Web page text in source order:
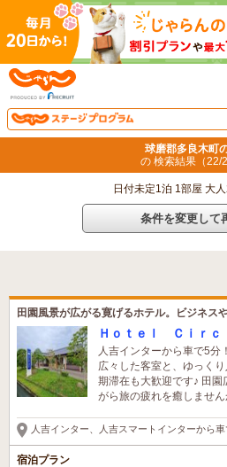
球磨郡多良木町
の 検索結果（22/
日付未定1泊 1部屋 大
条件を変更して
田園風景が広がる寛げるホテル。ビジネス
Ｈｏｔｅｌ Ｃｉｒ
人吉インターから車で5分
広々した客室と、ゆっく
期滞在も大歓迎です♪ 田
がら旅の疲れを癒しませ
人吉インター、人吉スマートインターから
宿泊プラン